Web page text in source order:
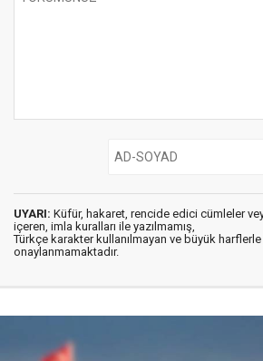
UYARI: Küfür, hakaret, rencide edici cümleler
içeren, imla kuralları ile yazılmamış,
Türkçe karakter kullanılmayan ve büyük harflerle
onaylanmamaktadır.